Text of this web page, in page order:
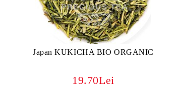
Japan KUKICHA BIO ORGANIC
19.70Lei